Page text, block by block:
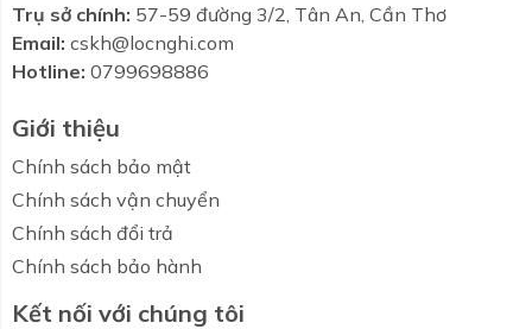
tiết Thương hiệu
Trụ sở chính: 57-59 đường 3/2, Tân An, Cần Thơ
Email: cskh@locnghi.com
Hotline: 0799698886
Giới thiệu
Chính sách bảo mật
Chính sách vận chuyển
Chính sách đổi trả
Chính sách bảo hành
Kết nối với chúng tôi